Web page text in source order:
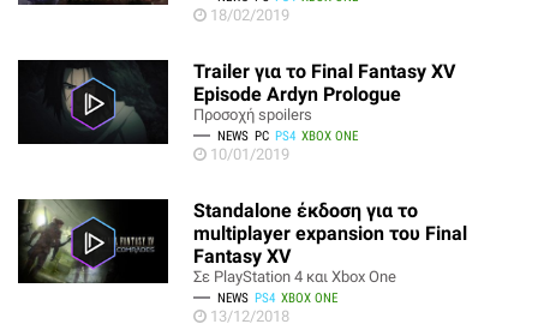
18/02/2019
Trailer για το Final Fantasy XV
Episode Ardyn Prologue
Προσοχή spoilers
NEWS PC PS4 XBOX ONE
10/01/2019
Standalone έκδοση για το
multiplayer expansion του Final
Fantasy XV
Σε PlayStation 4 και Xbox One
NEWS PS4 XBOX ONE
13/12/2018